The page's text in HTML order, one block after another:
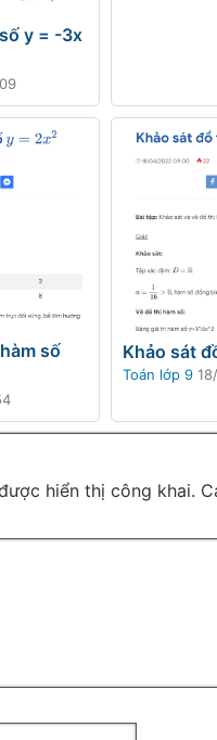
y = -3x
số Khảo sát
Toán lớp 9
hiển thị công khai.